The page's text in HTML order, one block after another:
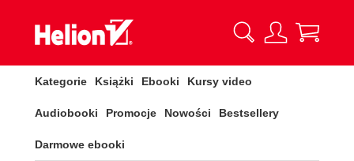
Kategorie Książki Ebooki Kursy video
Audiobooki Promocje Nowości Bestsellery
Darmowe ebooki